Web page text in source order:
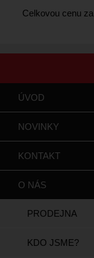
Celkovou cenu
ÚVOD
NOVINKY
KONTAKT
O NÁS
PRODEJNA
KDO JSME?